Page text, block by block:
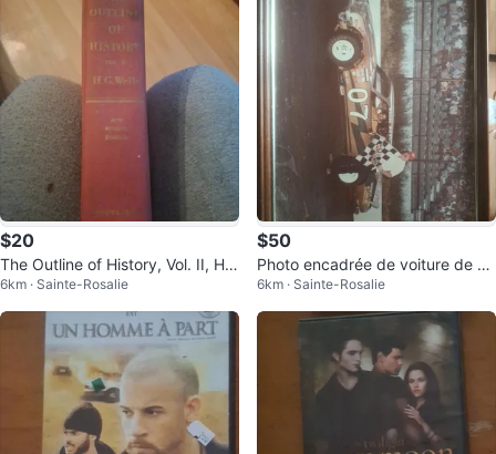
$20
The Outline of History, Vol. II, H.
G. Wells, New Revised Edition
6km · Sainte-Rosalie
$50
Photo encadrée de voiture de co
urse #07
6km · Sainte-Rosalie